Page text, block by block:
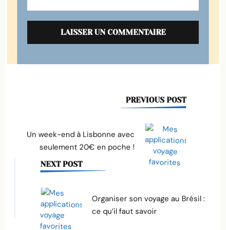
Post
Navigation
PREVIOUS POST
Un week-end à Lisbonne avec
seulement 20€ en poche !
NEXT POST
Organiser son voyage au Brésil :
ce qu’il faut savoir